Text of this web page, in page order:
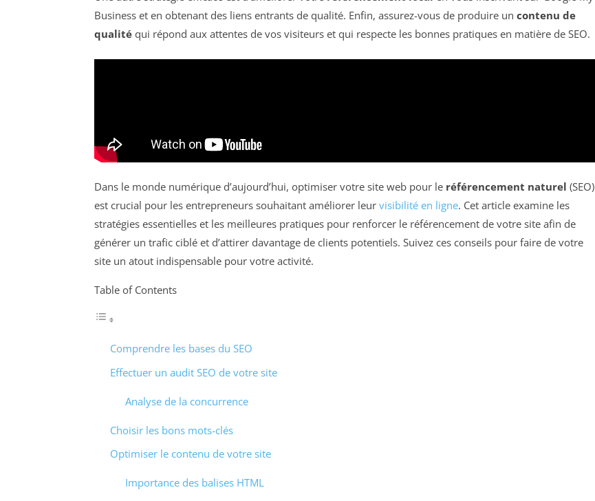
Business et en obtenant des liens entrants de qualité. Enfin, assurez-vous de produire un contenu de
qualité qui répond aux attentes de vos visiteurs et qui respecte les bonnes pratiques en matière de SEO.
Dans le monde numérique d’aujourd’hui, optimiser votre site web pour le référencement naturel (SEO)
est crucial pour les entrepreneurs souhaitant améliorer leur visibilité en ligne. Cet article examine les
stratégies essentielles et les meilleures pratiques pour renforcer le référencement de votre site afin de
générer un trafic ciblé et d’attirer davantage de clients potentiels. Suivez ces conseils pour faire de votre
site un atout indispensable pour votre activité.
Table of Contents
Comprendre les bases du SEO
Effectuer un audit SEO de votre site
Analyse de la concurrence
Choisir les bons mots-clés
Optimiser le contenu de votre site
Importance des balises HTML